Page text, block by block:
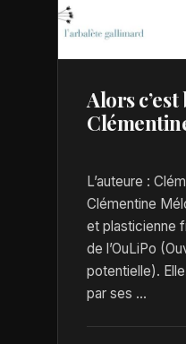
Alors
L’auteure :
Clémentine
et plasticienne
de l’OuLiPo
potentielle).
par ses ...